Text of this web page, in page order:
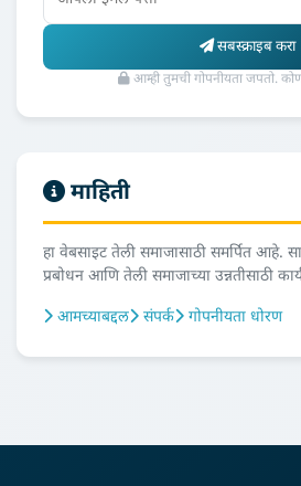
सबस्क्राइब करा
आम्ही तुमची गोपनीयता जपतो.
माहिती
हा वेबसाइट तेली समाजासाठी समर्पित आहे.
प्रबोधन आणि तेली समाजाच्या उन्नतीसाठी
आमच्याबद्दल
संपर्क गोपनीयता धोरण